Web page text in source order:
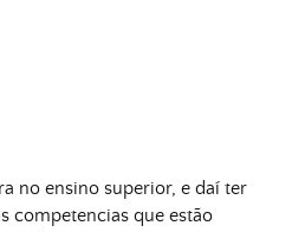
no ensino superior, e daí ter
competencias que estão